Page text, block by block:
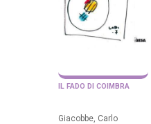
IL FADO DI COIMBRA
Giacobbe, Carlo